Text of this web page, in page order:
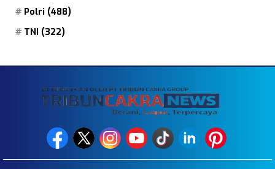
Polri (488)
TNI (322)